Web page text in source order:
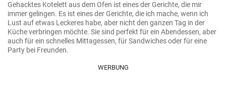
Gehacktes Kotelett aus dem Ofen ist eines der Gerichte, die mir
immer gelingen. Es ist eines der Gerichte, die ich mache, wenn ich
Lust auf etwas Leckeres habe, aber nicht den ganzen Tag in der
Küche verbringen möchte. Sie sind perfekt für ein Abendessen, aber
auch für ein schnelles Mittagessen, für Sandwiches oder für eine
Party bei Freunden.
WERBUNG